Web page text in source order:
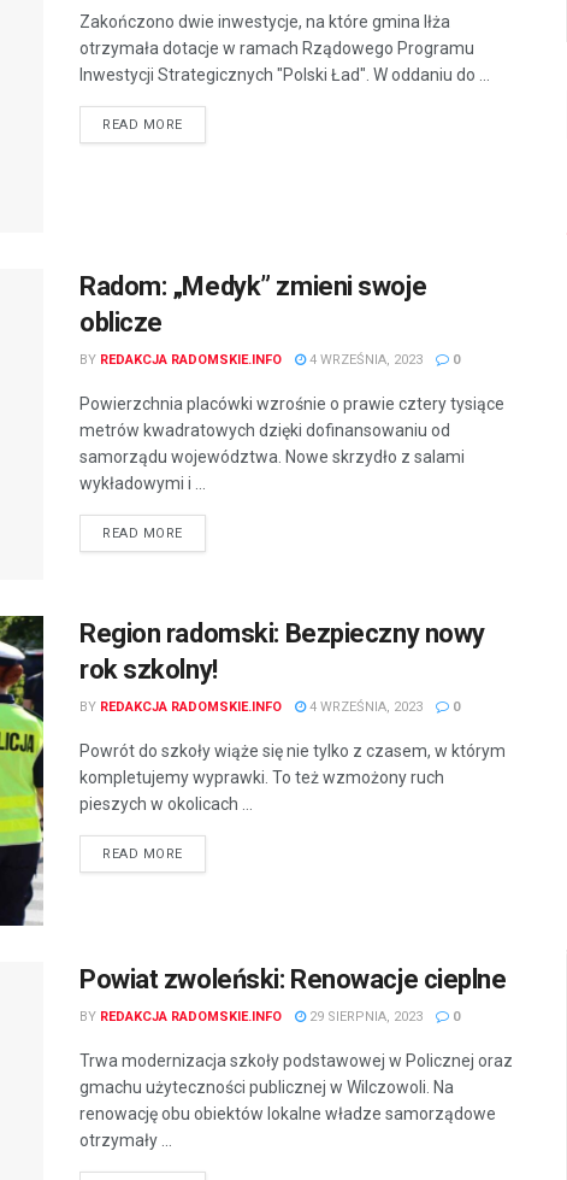
Zakończono dwie inwestycje, na które gmina Iłża
otrzymała dotacje w ramach Rządowego Programu
Inwestycji Strategicznych "Polski Ład". W oddaniu do ...
READ MORE
Radom: „Medyk” zmieni swoje
oblicze
BY REDAKCJA RADOMSKIE.INFO 4 WRZEŚNIA, 2023 0
Powierzchnia placówki wzrośnie o prawie cztery tysiące
metrów kwadratowych dzięki dofinansowaniu od
samorządu województwa. Nowe skrzydło z salami
wykładowymi i ...
READ MORE
Region radomski: Bezpieczny nowy
rok szkolny!
BY REDAKCJA RADOMSKIE.INFO 4 WRZEŚNIA, 2023 0
Powrót do szkoły wiąże się nie tylko z czasem, w którym
kompletujemy wyprawki. To też wzmożony ruch
pieszych w okolicach ...
READ MORE
Powiat zwoleński: Renowacje cieplne
BY REDAKCJA RADOMSKIE.INFO 29 SIERPNIA, 2023 0
Trwa modernizacja szkoły podstawowej w Policznej oraz
gmachu użyteczności publicznej w Wilczowoli. Na
renowację obu obiektów lokalne władze samorządowe
otrzymały ...